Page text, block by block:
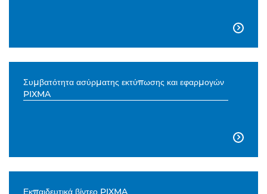

Συμβατότητα ασύρματης εκτύπωσης και εφαρμογών
PIXMA

Εκπαιδευτικά βίντεο PIXMA